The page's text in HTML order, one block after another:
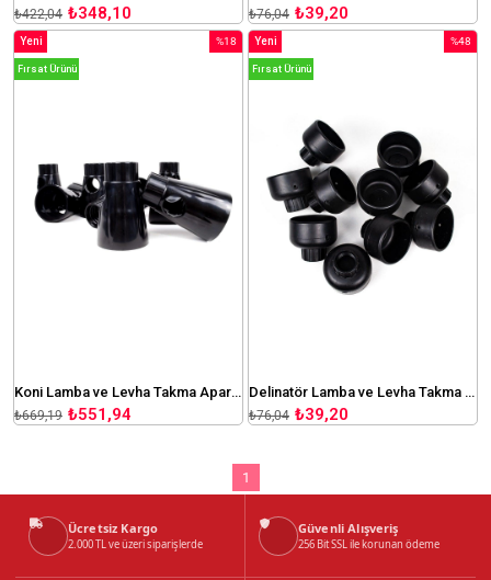
₺348,10
₺422,04 ₺39,20
₺76,04
Koni Lamba ve Levha Takma Aparatı 10 Adet
₺551,94
₺669,19
%18
Yeni
Ürün
Fırsat Ürünü
Delinatör Lamba ve Levha Takma Aparatı
₺39,20
₺76,04
%48
Yeni
Ürün
Fırsat Ürünü
1
Ücretsiz Kargo
2.000 TL ve üzeri siparişlerde
Güvenli Alışveriş
256 Bit SSL ile korunan ödeme